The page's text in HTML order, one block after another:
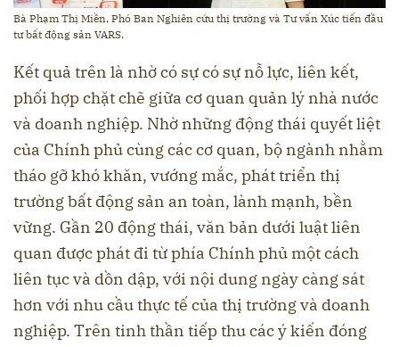
Bà Phạm Thị Miền, Phó Ban Nghiên cứu thị trường và Tư vấn Xúc tiến đầu
tư bất động sản VARS.
Kết quả trên là nhờ có sự có sự nỗ lực, liên kết,
phối hợp chặt chẽ giữa cơ quan quản lý nhà nước
và doanh nghiệp. Nhờ những động thái quyết liệt
của Chính phủ cùng các cơ quan, bộ ngành nhằm
tháo gỡ khó khăn, vướng mắc, phát triển thị
trường bất động sản an toàn, lành mạnh, bền
vững. Gần 20 động thái, văn bản dưới luật liên
quan được phát đi từ phía Chính phủ một cách
liên tục và dồn dập, với nội dung ngày càng sát
hơn với nhu cầu thực tế của thị trường và doanh
nghiệp. Trên tinh thần tiếp thu các ý kiến đóng